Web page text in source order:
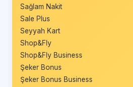
Sağlam Nakit
Sale Plus
Seyyah Kart
Shop&Fly
Shop&Fly Business
Şeker Bonus
Şeker Bonus Business